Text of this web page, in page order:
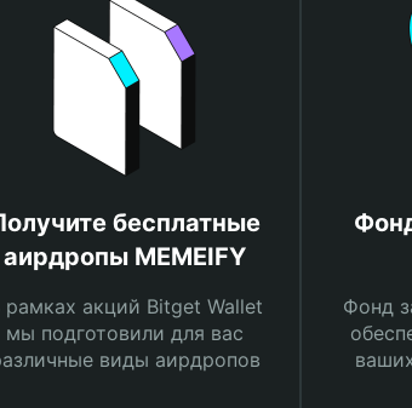
бесплатные
аирдропы MEMEIFY
рамках акций Bitget Wallet
мы подготовили для вас
виды аирдропов
Фонд